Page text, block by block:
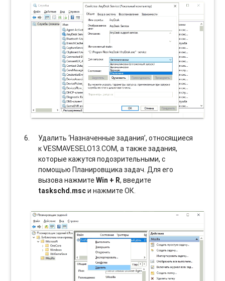
Удалить ‘Назначенные задания’, относящиеся
к VESMAVESELO13.COM, а также задания,
которые кажутся подозрительными, с
помощью Планировщика задач. Для его
вызова нажмитеWin + R, введите
taskschd.mscи нажмите ОК.